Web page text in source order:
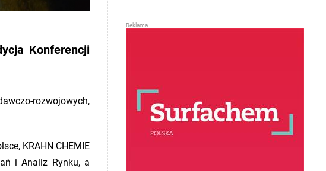
Konferencji
rozwojowych,
KRAHN CHEMIE
i Analiz Rynku, a